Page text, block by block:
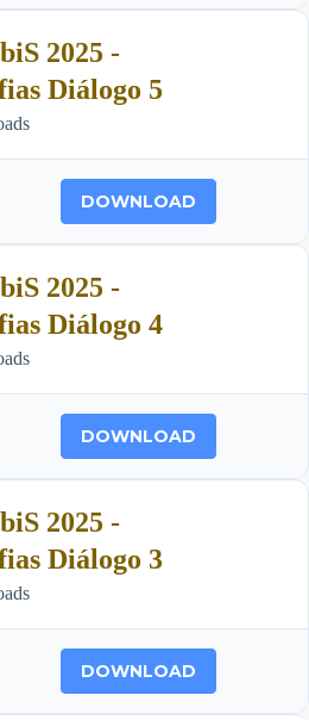
2025 -
Diálogo 5
DOWNLOAD
2025 -
Diálogo 4
DOWNLOAD
2025 -
Diálogo 3
DOWNLOAD